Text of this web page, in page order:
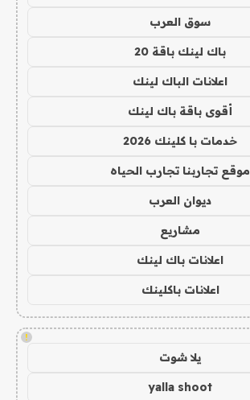
سوق العرب
باك لينك باقة 20
اعلانات الباك لينك
أقوى باقة باك لينك
خدمات با كلينك 2026
موقع تجاربنا تجارب الحياه
ديوان العرب
مشاريع
اعلانات باك لينك
اعلانات باكلينك
!
يلا شوت
yalla shoot